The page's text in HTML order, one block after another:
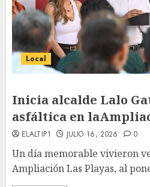
Local
Inicia alcalde Lalo
asfáltica en
ELALTIP1 JULIO 16, 2026 0
Un día memorable vivieron
Ampliación Las Playas, al